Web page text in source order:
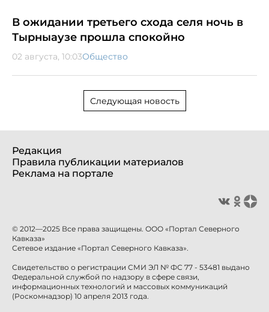
В ожидании третьего схода селя ночь в
Тырныаузе прошла спокойно
02 августа, 10:03Общество
Следующая новость
Редакция
Правила публикации материалов
Реклама на портале
© 2012—2025 Все права защищены. ООО «Портал Северного
Кавказа»
Сетевое издание «Портал Северного Кавказа».
Свидетельство о регистрации СМИ ЭЛ № ФС 77 - 53481 выдано
Федеральной службой по надзору в сфере связи,
информационных технологий и массовых коммуникаций
(Роскомнадзор) 10 апреля 2013 года.